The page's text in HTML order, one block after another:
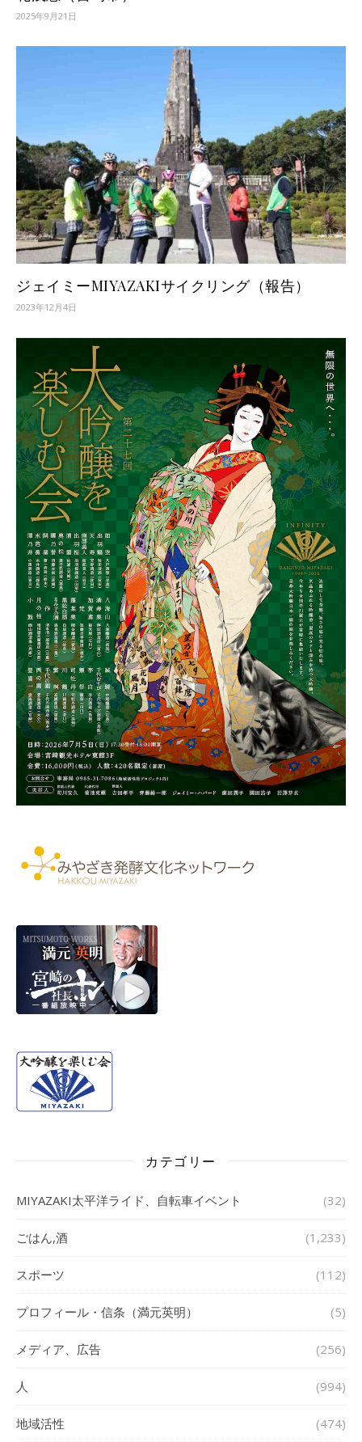
2025年9月21日
ジェイミーMIYAZAKIサイクリング（報告）
2023年12月4日
カテゴリー
MIYAZAKI太平洋ライド、自転車イベント (32)
ごはん,酒 (1,233)
スポーツ (112)
プロフィール・信条（満元英明） (5)
メディア、広告 (256)
人 (994)
地域活性 (474)